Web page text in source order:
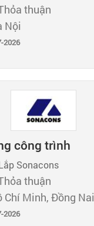
thuận
Nội
2026
công trình
Sonacons
thuận
Chí Minh, Đồng Nai
2026